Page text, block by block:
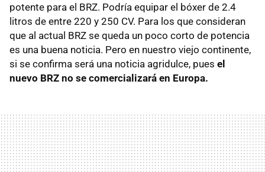
potente para el BRZ. Podría equipar el bóxer de 2.4
litros de entre 220 y 250 CV. Para los que consideran
que al actual BRZ se queda un poco corto de potencia
es una buena noticia. Pero en nuestro viejo continente,
si se confirma será una noticia agridulce, pues el
nuevo BRZ no se comercializará en Europa.